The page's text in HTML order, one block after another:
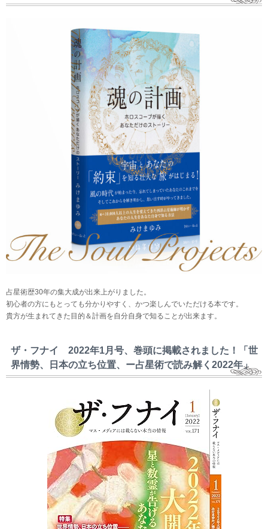
占星術歴30年の集大成が出来上がりました。
初心者の方にもとっても分かりやすく、かつ楽しんでいただける本です。
貴方が生まれてきた目的＆計画を自分自身で知ることが出来ます。
ザ・フナイ 2022年1月号、巻頭に掲載されました！「世
界情勢、日本の立ち位置、ー占星術で読み解く2022年」